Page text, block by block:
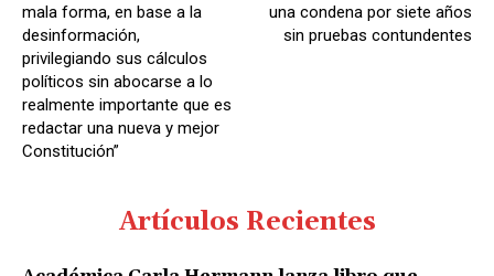
mala forma, en base a la
desinformación,
privilegiando sus cálculos
políticos sin abocarse a lo
realmente importante que es
redactar una nueva y mejor
Constitución”
una condena por siete años
sin pruebas contundentes
Artículos Recientes